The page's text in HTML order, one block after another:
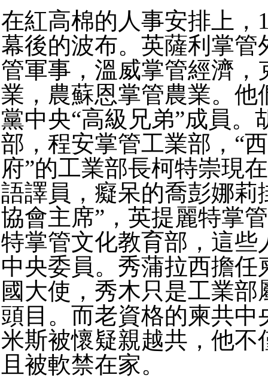
在紅高棉的人事安排上，
幕後的波布。英薩利掌管
管軍事，溫威掌管經濟，
業，農蘇恩掌管農業。他
黨中央“高級兄弟”成員。
部，程安掌管工業部，“
府”的工業部長柯特崇現
語譯員，癡呆的喬彭娜莉
協會主席”，英提麗特掌
特掌管文化教育部，這些
中央委員。秀蒲拉西擔任
國大使，秀木只是工業部
頭目。而老資格的柬共中
米斯被懷疑親越共，他不
且被軟禁在家。